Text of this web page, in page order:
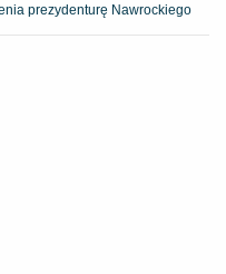
prezydenturę Nawrockiego